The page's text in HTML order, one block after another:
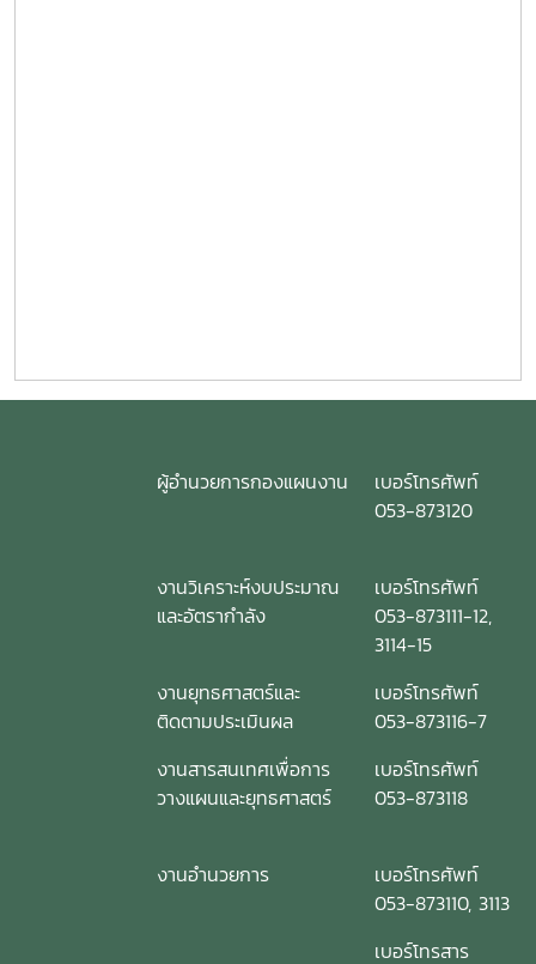
ผู้อำนวยการกองแผนงาน
เบอร์โทรศัพท์
053-873120
งานวิเคราะห์งบประมาณ
และอัตรากำลัง
เบอร์โทรศัพท์
053-873111-12,
3114-15
งานยุทธศาสตร์และ
ติดตามประเมินผล
เบอร์โทรศัพท์
053-873116-7
งานสารสนเทศเพื่อการ
วางแผนและยุทธศาสตร์
เบอร์โทรศัพท์
053-873118
งานอำนวยการ
เบอร์โทรศัพท์
053-873110, 3113
เบอร์โทรสาร